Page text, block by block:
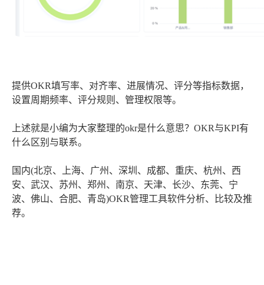
提供OKR填写率、对齐率、进展情况、评分等指标数据，
设置周期频率、评分规则、管理权限等。
上述就是小编为大家整理的okr是什么意思？OKR与KPI有
什么区别与联系。
国内(北京、上海、广州、深圳、成都、重庆、杭州、西
安、武汉、苏州、郑州、南京、天津、长沙、东莞、宁
波、佛山、合肥、青岛)OKR管理工具软件分析、比较及推
荐。